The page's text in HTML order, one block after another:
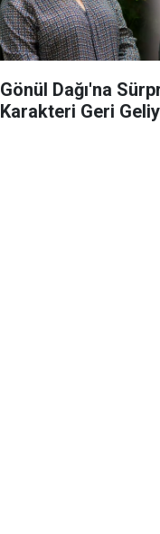
Gönül Dağı'na
Karakteri Geri